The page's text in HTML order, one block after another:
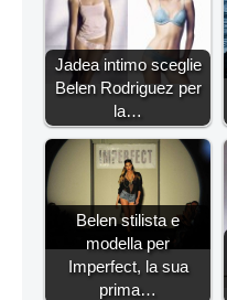
Jadea intimo sceglie
Belen Rodriguez per
la…
Belen stilista e
modella per
Imperfect, la sua
prima…